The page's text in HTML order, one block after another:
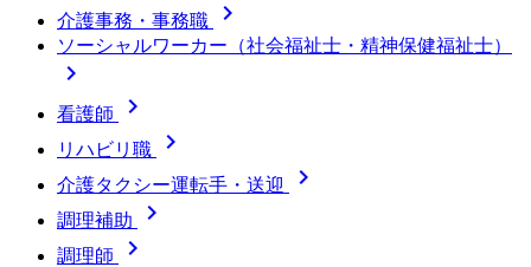
介護事務・事務職 
ソーシャルワーカー（社会福祉士・精神保健福祉士）

看護師 
リハビリ職 
介護タクシー運転手・送迎 
調理補助 
調理師 